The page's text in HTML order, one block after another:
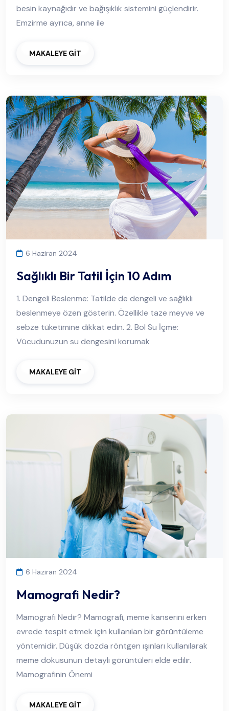
besin kaynağıdır ve bağışıklık sistemini güçlendirir.
Emzirme ayrıca, anne ile
MAKALEYE GİT
6 Haziran 2024
Sağlıklı Bir Tatil İçin 10 Adım
1. Dengeli Beslenme: Tatilde de dengeli ve sağlıklı
beslenmeye özen gösterin. Özellikle taze meyve ve
sebze tüketimine dikkat edin. 2. Bol Su İçme:
Vücudunuzun su dengesini korumak
MAKALEYE GİT
6 Haziran 2024
Mamografi Nedir?
Mamografi Nedir? Mamografi, meme kanserini erken
evrede tespit etmek için kullanılan bir görüntüleme
yöntemidir. Düşük dozda röntgen ışınları kullanılarak
meme dokusunun detaylı görüntüleri elde edilir.
Mamografinin Önemi
MAKALEYE GİT